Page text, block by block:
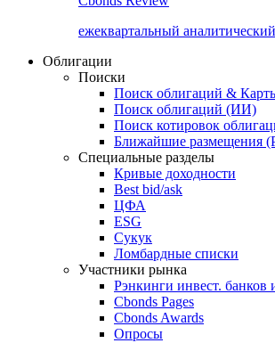
ежеквартальный
Облигации
Поиски
Поиск облигаций &
Поиск облигаций (ИИ)
Поиск котировок
Ближайшие размещения
Специальные разделы
Кривые доходности
Best bid/ask
ЦФА
ESG
Сукук
Ломбардные списки
Участники рынка
Рэнкинги инвест. банков
Cbonds Pages
Cbonds Awards
Опросы